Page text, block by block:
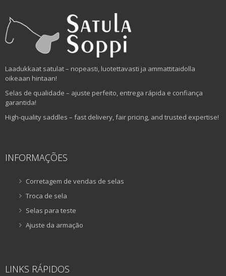
Laadukkaat satulat – nopeasti, luotettavasti ja ammattitaidolla
oikeaan hintaan!
Selas de qualidade – ajuste perfeito, entrega rápida e confiança
garantida!
High-quality saddles – fast delivery, fair pricing, and trusted expertise!
INFORMAÇÕES
Corretagem de vendas de selas
Troca de sela
Selas para teste
Ajuste da armação
LINKS RÁPIDOS